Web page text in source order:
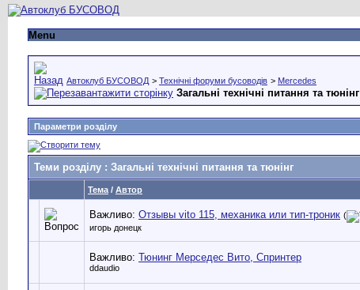
Menu
Автоклуб БУСОВОД > Технічні форуми бусоводів > Mercedes
Загальні технічні питання та тюнінг
Параметри розділу
Теми розділу : Загальні технічні питання та тюнінг
Тема / Автор
Важливо: Отзывы vito 115, механика или тип-троник (
игорь донецк
Важливо: Тюнинг Мерседес Вито, Спринтер
ddaudio